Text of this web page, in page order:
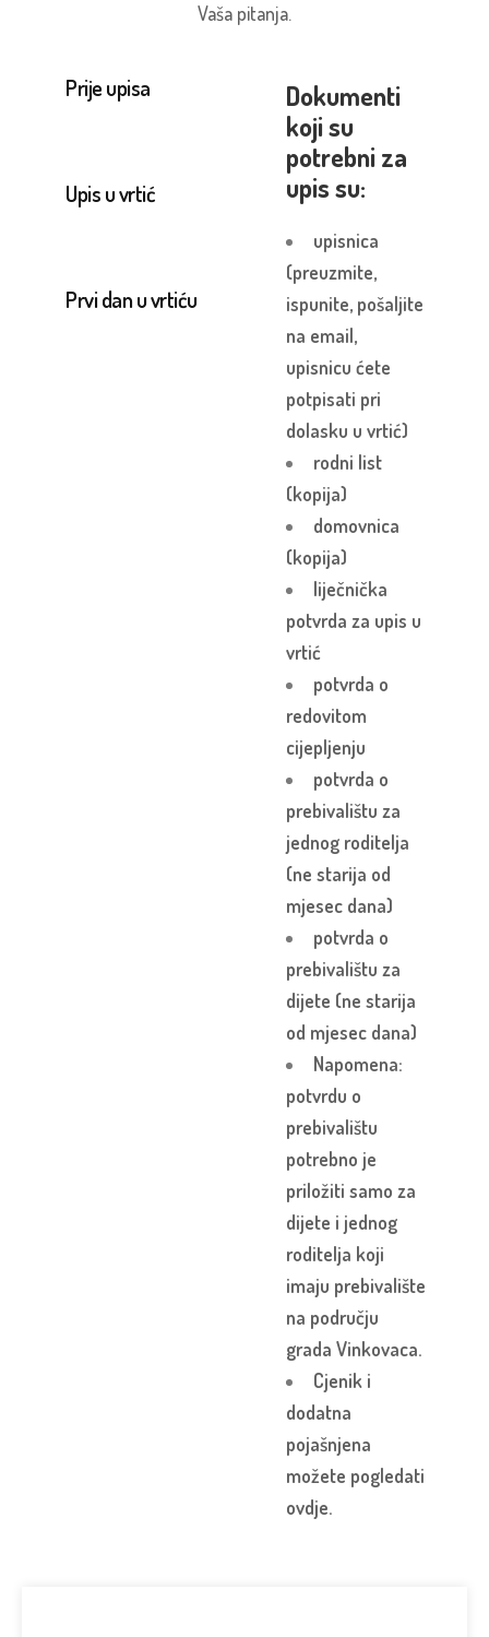
Vaša pitanja.
Prije upisa
Upis u vrtić
Prvi dan u vrtiću
Dokumenti
koji su
potrebni za
upis su:
upisnica
(preuzmite,
ispunite, pošaljite
na email,
upisnicu ćete
potpisati pri
dolasku u vrtić)
rodni list
(kopija)
domovnica
(kopija)
liječnička
potvrda za upis u
vrtić
potvrda o
redovitom
cijepljenju
potvrda o
prebivalištu za
jednog roditelja
(ne starija od
mjesec dana)
potvrda o
prebivalištu za
dijete (ne starija
od mjesec dana)
Napomena:
potvrdu o
prebivalištu
potrebno je
priložiti samo za
dijete i jednog
roditelja koji
imaju prebivalište
na području
grada Vinkovaca.
Cjenik i
dodatna
pojašnjena
možete pogledati
ovdje.